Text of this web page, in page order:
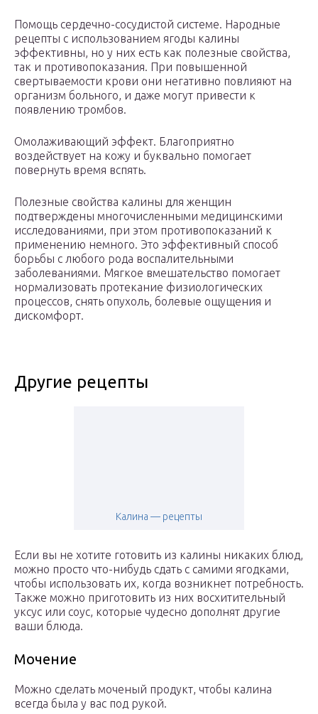
Помощь сердечно-сосудистой системе. Народные
рецепты с использованием ягоды калины
эффективны, но у них есть как полезные свойства,
так и противопоказания. При повышенной
свертываемости крови они негативно повлияют на
организм больного, и даже могут привести к
появлению тромбов.
Омолаживающий эффект. Благоприятно
воздействует на кожу и буквально помогает
повернуть время вспять.
Полезные свойства калины для женщин
подтверждены многочисленными медицинскими
исследованиями, при этом противопоказаний к
применению немного. Это эффективный способ
борьбы с любого рода воспалительными
заболеваниями. Мягкое вмешательство помогает
нормализовать протекание физиологических
процессов, снять опухоль, болевые ощущения и
дискомфорт.
Другие рецепты
Калина — рецепты
Если вы не хотите готовить из калины никаких блюд,
можно просто что-нибудь сдать с самими ягодками,
чтобы использовать их, когда возникнет потребность.
Также можно приготовить из них восхитительный
уксус или соус, которые чудесно дополнят другие
ваши блюда.
Мочение
Можно сделать моченый продукт, чтобы калина
всегда была у вас под рукой.